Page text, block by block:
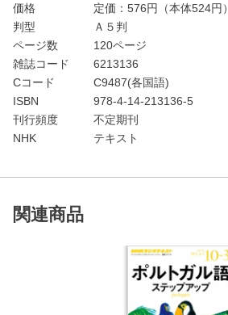
価格
定価： 576円（本体524円）
判型
Ａ５判
ページ数
120ページ
雑誌コード
6213136
Cコード
C9487(各国語)
ISBN
978-4-14-213136-5
刊行頻度
不定期刊
NHK
テキスト
関連商品